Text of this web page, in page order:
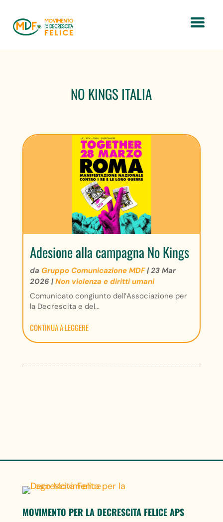
NO KINGS ITALIA
Adesione alla campagna No Kings
da Gruppo Comunicazione MDF|23 Mar
2026 |Non violenza e diritti umani
Comunicato congiunto dell’Associazione per
la Decrescita e del...
CONTINUA A LEGGERE
MOVIMENTO PER LA DECRESCITA FELICE APS